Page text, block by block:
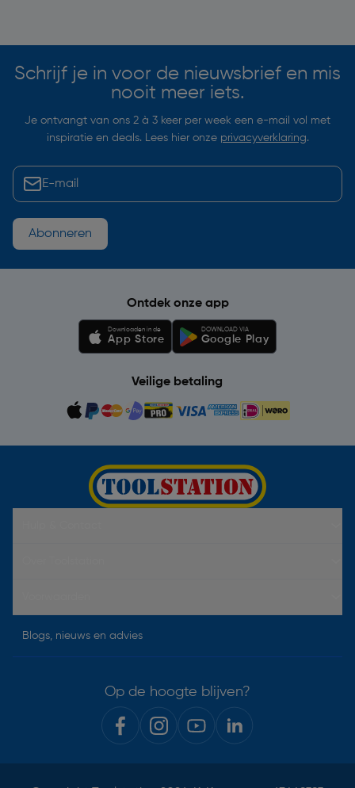
Schrijf je in voor de nieuwsbrief en mis
nooit meer iets.
Je ontvangt van ons 2 à 3 keer per week een e-mail vol met
inspiratie en deals. Lees hier onze privacyverklaring.
Abonneren
Ontdek onze app
Downloaden in de
App Store
DOWNLOAD VIA
Google Play
Veilige betaling
Blogs, nieuws en advies
Op de hoogte blijven?